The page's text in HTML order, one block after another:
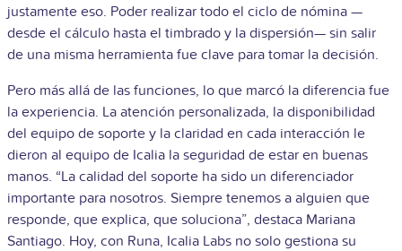
justamente eso. Poder realizar todo el ciclo de nómina —
desde el cálculo hasta el timbrado y la dispersión— sin salir
de una misma herramienta fue clave para tomar la decisión.
Pero más allá de las funciones, lo que marcó la diferencia fue
la experiencia. La atención personalizada, la disponibilidad
del equipo de soporte y la claridad en cada interacción le
dieron al equipo de Icalia la seguridad de estar en buenas
manos. “La calidad del soporte ha sido un diferenciador
importante para nosotros. Siempre tenemos a alguien que
responde, que explica, que soluciona”, destaca Mariana
Santiago. Hoy, con Runa, Icalia Labs no solo gestiona su